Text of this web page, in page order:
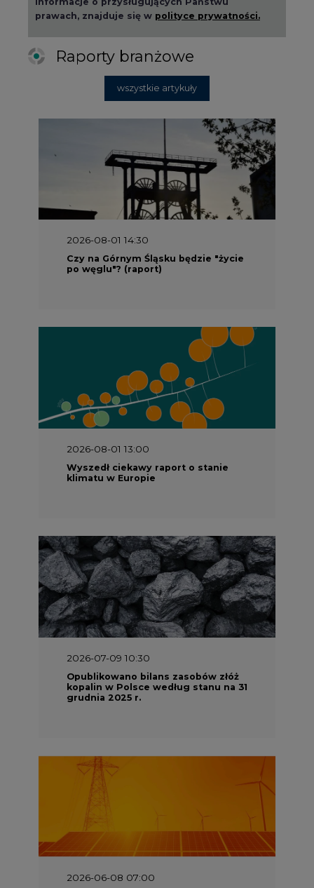
prawach, znajduje się w polityce prywatności.
Raporty branżowe
wszystkie artykuły
2026-08-01 14:30
Czy na Górnym Śląsku będzie "życie
po węglu"? (raport)
2026-08-01 13:00
Wyszedł ciekawy raport o stanie
klimatu w Europie
2026-07-09 10:30
Opublikowano bilans zasobów złóż
kopalin w Polsce według stanu na 31
grudnia 2025 r.
2026-06-08 07:00